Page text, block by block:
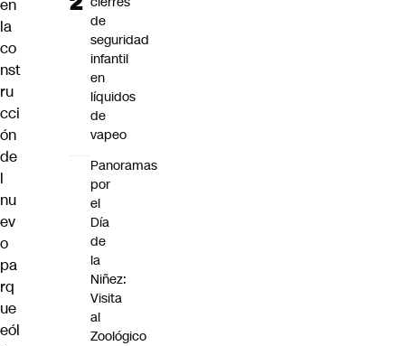
en
la
co
nst
ru
cci
ón
de
l
nu
ev
o
pa
rq
ue
eól
de
seguridad
infantil
en
líquidos
de
vapeo
Panoramas
por
el
Día
de
la
Niñez:
Visita
al
Zoológico